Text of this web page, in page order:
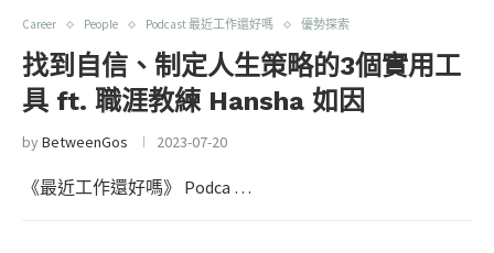
Career People Podcast 最近工作還好嗎 優勢探索
找到自信、制定人生策略的3個實用工
具 ft. 職涯教練 Hansha 如因
byBetweenGos 2023-07-20
《最近工作還好嗎》 Podca …